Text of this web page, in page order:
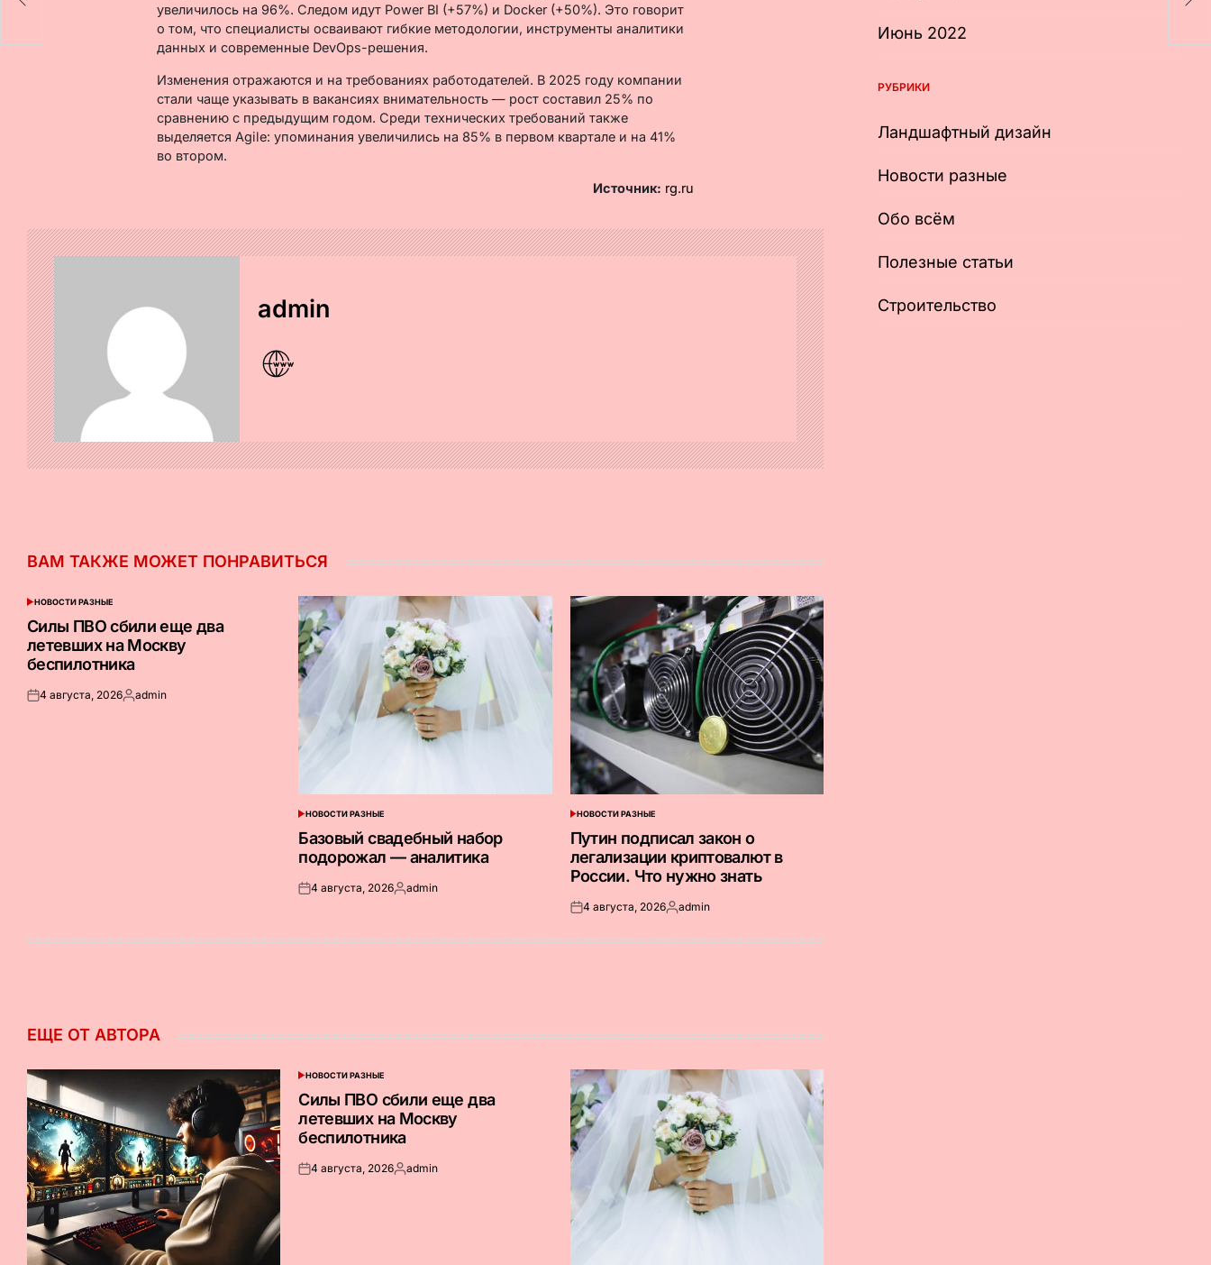
увеличилось на 96%. Следом идут Power BI (+57%) и Docker (+50%). Это говорит
о том, что специалисты осваивают гибкие методологии, инструменты аналитики
данных и современные DevOps-решения.
Изменения отражаются и на требованиях работодателей. В 2025 году компании
стали чаще указывать в вакансиях внимательность — рост составил 25% по
сравнению с предыдущим годом. Среди технических требований также
выделяется Agile: упоминания увеличились на 85% в первом квартале и на 41%
во втором.
Источник: rg.ru
admin
ВАМ ТАКЖЕ МОЖЕТ ПОНРАВИТЬСЯ
ОПУБЛИКОВАНО
НОВОСТИ РАЗНЫЕ
Силы ПВО сбили еще два
летевших на Москву
беспилотника
Опубликовано
4 августа, 2026Запись
admin
ОПУБЛИКОВАНО
В
НОВОСТИ РАЗНЫЕ
Базовый свадебный набор
подорожал — аналитика
Опубликовано
4 августа, 2026Запись
admin
ОПУБЛИКОВАНО
В
НОВОСТИ РАЗНЫЕ
Путин подписал закон о
легализации криптовалют в
России. Что нужно знать
Опубликовано
4 августа, 2026Запись
admin
ЕЩЕ ОТ АВТОРА
ОПУБЛИКОВАНО
НОВОСТИ РАЗНЫЕ
Силы ПВО сбили еще два
летевших на Москву
беспилотника
Опубликовано
4 августа, 2026Запись
admin
Июнь 2022
РУБРИКИ
Ландшафтный дизайн
Новости разные
Обо всём
Полезные статьи
Строительство